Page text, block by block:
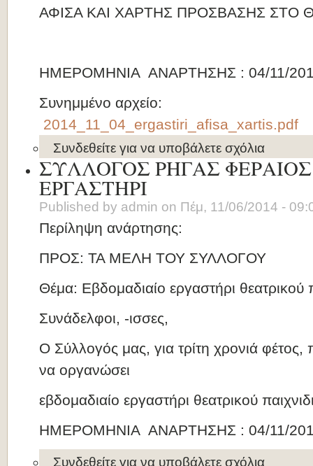
ΑΦΙΣΑ ΚΑΙ ΧΑΡΤΗΣ ΠΡΟΣΒΑΣΗΣ ΣΤΟ
ΗΜΕΡΟΜΗΝΙΑ ΑΝΑΡΤΗΣΗΣ : 04/11/
Συνημμένο αρχείο:
2014_11_04_ergastiri_afisa_xartis.pdf
Συνδεθείτε για να υποβάλετε σχόλια
ΣΥΛΛΟΓΟΣ ΡΗΓΑΣ
ΕΡΓΑΣΤΗΡΙ
Published by admin on Πέμ, 11/06/2014 -
Περίληψη ανάρτησης:
ΠΡΟΣ: ΤΑ ΜΕΛΗ ΤΟΥ ΣΥΛΛΟΓΟΥ
Θέμα: Εβδομαδιαίο εργαστήρι θεατρικού
Συνάδελφοι, -ισσες,
Ο Σύλλογός μας, για τρίτη χρονιά φέτος,
να οργανώσει
εβδομαδιαίο εργαστήρι θεατρικού
ΗΜΕΡΟΜΗΝΙΑ ΑΝΑΡΤΗΣΗΣ : 04/11/
Συνδεθείτε για να υποβάλετε σχόλια